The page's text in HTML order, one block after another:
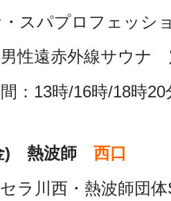
スパプロフェッシ
男性遠赤外線サウナ
：13時/16時/18時20
) 熱波師 西口
ラ川西・熱波師団